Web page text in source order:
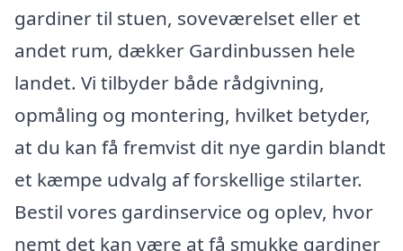
gardiner til stuen, soveværelset eller et
andet rum, dækker Gardinbussen hele
landet. Vi tilbyder både rådgivning,
opmåling og montering, hvilket betyder,
at du kan få fremvist dit nye gardin blandt
et kæmpe udvalg af forskellige stilarter.
Bestil vores gardinservice og oplev, hvor
nemt det kan være at få smukke gardiner